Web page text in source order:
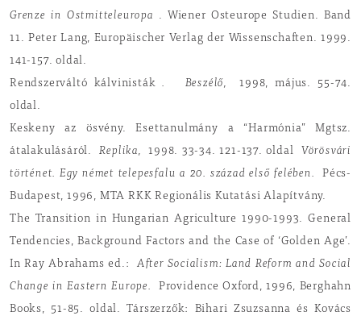
Grenze in Ostmitteleuropa . Wiener Osteurope Studien. Band
11. Peter Lang, Europäischer Verlag der Wissenschaften. 1999.
141-157. oldal.
Rendszerváltó kálvinisták. Beszélő,
1998, május. 55-74.
oldal.
Keskeny az ösvény. Esettanulmány a “Harmónia” Mgtsz.
átalakulásáról.
Replika, 1998. 33-34. 121-137. oldal Vörösvári
történet. Egy német telepesfalu a 20. század első felében.
Pécs-
Budapest, 1996, MTA RKK Regionális Kutatási Alapítvány.
The Transition in Hungarian Agriculture 1990-1993. General
Tendencies, Background Factors and the Case of ‘Golden Age’.
In Ray Abrahams ed.: After Socialism: Land Reform and Social
Change in Eastern Europe. Providence Oxford, 1996, Berghahn
Books, 51-85. oldal. Társzerzők: Bihari Zsuzsanna és Kovács